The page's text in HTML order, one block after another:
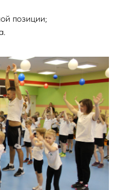
позиции;